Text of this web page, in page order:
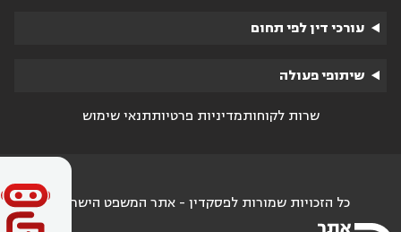
עורכי דין לפי תחום
שיתופי פעולה
שרות לקוחותמדיניות פרטיותתנאי שימוש
כל הזכויות שמורות לפסקדין - אתר המשפט הישראלי